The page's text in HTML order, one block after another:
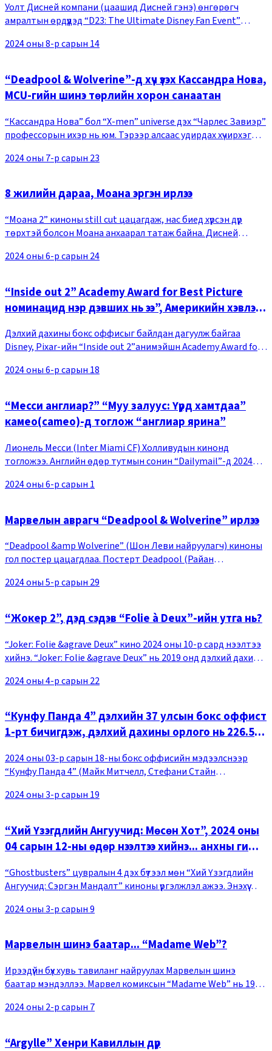
Уолт Дисней компани (цаашид Дисней гэнэ) өнгөрөгч
амралтын өрдүүдэд “D23: The Ultimate Disney Fan Event”
theme park, cruise line, game зэрэг шинэ
2024 оны 8-р сарын 14
“Deadpool & Wolverine”-д хүч үзэх Кассандра Нова,
MCU-гийн шинэ төрлийн хорон санаатан
“Кассандра Нова” бол “X-men” universe дэх “Чарлес Завиэр”
профессорын ихэр нь юм. Тэрээр алсаас удирдах хүчирхэг
зогсохгүй алсаас мэдрэх онцгой чадвара
2024 оны 7-р сарын 23
8 жилийн дараа, Моана эргэн ирлээ
“Моана 2” киноны still cut цацагдаж, нас биед хүрсэн дүр
төрхтэй болсон Моана анхаарал татаж байна. Дисней
мэдээлэхдээ, зурагтай хамт “Ирэх 11-
2024 оны 6-р сарын 24
“Inside out 2” Academy Award for Best Picture
номинацид нэр дэвших нь ээ”, Америкийн хэвлэл
Дэлхий дахины бокс оффисыг байлдан дагуулж байгаа
Disney, Pixar-ийн “Inside out 2”анимэйшн Academy Award for
төлөв гарчээ.Variety 2024 оны 06-р сары
2024 оны 6-р сарын 18
“Месси англиар?” “Муу залуус: Үүрд хамтдаа”
камео(cameo)-д тоглож “англиар ярина”
Лионель Месси (Inter Miami CF) Холливудын кинонд
тогложээ. Английн өдөр тутмын сонин “Dailymail”-д 2024
гол дүрд нь тоглосон инээдмийн тулаант “М
2024 оны 6-р сарын 1
Марвелын аврагч “Deadpool & Wolverine” ирлээ
“Deadpool &amp Wolverine” (Шон Леви найруулагч) киноны
гол постер цацагдлаа. Постерт Deadpool (Райан
хийж байгааг харуулсан нь анхаарал татаж байн
2024 оны 5-р сарын 29
“Жокер 2”, дэд сэдэв “Folie à Deux”-ийн утга нь?
“Joker: Folie &agrave Deux” кино 2024 оны 10-р сард нээлтээ
хийнэ. “Joker: Folie &agrave Deux” нь 2019 онд дэлхий дахины
долларын орлого олж, урьд
2024 оны 4-р сарын 22
“Кунфу Панда 4” дэлхийн 37 улсын бокс оффист
1-рт бичигдэж, дэлхий дахины орлого нь 226.5
2024 оны 03-р сарын 18-ны бокс оффисийн мэдээлснээр
“Кунфу Панда 4” (Майк Митчелл, Стефани Стайн
хоногийн турш 1-р байрт бичигдсэн ба орлого нь 107
2024 оны 3-р сарын 19
“Хий Үзэгдлийн Ангуучид: Мөсөн Хот”, 2024 оны
04 сарын 12-ны өдөр нээлтээ хийнэ... анхны гишүүд
“Ghostbusters” цувралын 4 дэх бүтээл мөн “Хий Үзэгдлийн
Ангуучид: Сэргэн Мандалт” киноны үргэлжлэл ажээ. Энэхүү
Саммервиллээс явж бүх түүхийн эхлэл болсон Н
2024 оны 3-р сарын 9
Марвелын шинэ баатар... “Madame Web”?
Ирээдүйн бүх хувь тавиланг найруулах Марвелын шинэ
баатар мэндэллээ. Марвел комиксын “Madame Web” нь 1980
хүч чадвараар Хүн-Аалзын ертөнцийг
2024 оны 2-р сарын 7
“Argylle” Хенри Кавиллын дүр